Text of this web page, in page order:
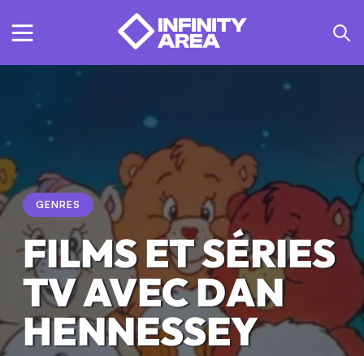
GENRES
FILMS ET SÉRIES
TV AVEC DAN
HENNESSEY